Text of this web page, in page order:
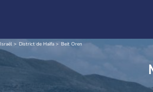
Israël District de Haïfa Beit Oren